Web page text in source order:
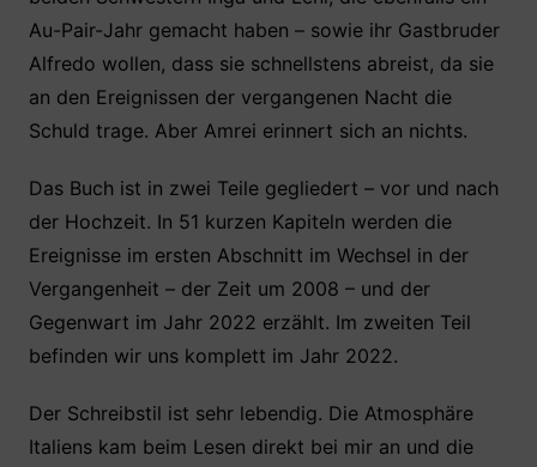
Au-Pair-Jahr gemacht haben – sowie ihr Gastbruder
Alfredo wollen, dass sie schnellstens abreist, da sie
an den Ereignissen der vergangenen Nacht die
Schuld trage. Aber Amrei erinnert sich an nichts.
Das Buch ist in zwei Teile gegliedert – vor und nach
der Hochzeit. In 51 kurzen Kapiteln werden die
Ereignisse im ersten Abschnitt im Wechsel in der
Vergangenheit – der Zeit um 2008 – und der
Gegenwart im Jahr 2022 erzählt. Im zweiten Teil
befinden wir uns komplett im Jahr 2022.
Der Schreibstil ist sehr lebendig. Die Atmosphäre
Italiens kam beim Lesen direkt bei mir an und die